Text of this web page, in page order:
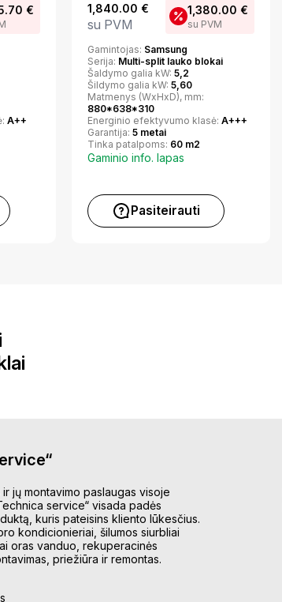
€
A++
1,840.00 €
su PVM
1,380.00 €
su PVM
Gamintojas: Samsung
Serija: Multi-split lauko blokai
Šaldymo galia kW: 5,2
Šildymo galia kW: 5,60
Matmenys (WxHxD), mm:
880*638*310
Energinio efektyvumo klasė: A+++
Garantija: 5 metai
Tinka patalpoms: 60 m2
Gaminio info. lapas
Pasiteirauti
jų montavimo paslaugas visoje
service“ visada padės
kuris pateisins kliento lūkesčius.
kondicionieriai, šilumos siurbliai
oras vanduo, rekuperacinės
priežiūra ir remontas.